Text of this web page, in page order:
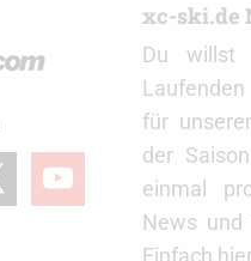
youtube
xc-ski.de
Du willst
für
der
einmal
News
Einfach